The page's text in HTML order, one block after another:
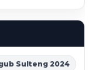
Sulteng 2024